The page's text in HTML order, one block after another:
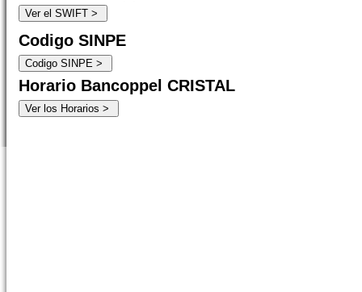
Codigo SINPE
Horario Bancoppel CRISTAL